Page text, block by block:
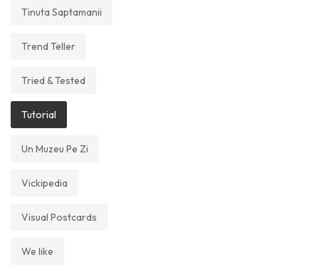
Tinuta Saptamanii
Trend Teller
Tried & Tested
Tutorial
Un Muzeu Pe Zi
Vickipedia
Visual Postcards
We like